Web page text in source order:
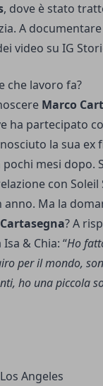
, dove è stato
A
video su IG
che lavoro fa?
Marco
ha partecipato
la sua ex
mesi dopo.
con
Ma la
? A
& Chia: “Ho
per il mondo,
ho una piccola
Angeles